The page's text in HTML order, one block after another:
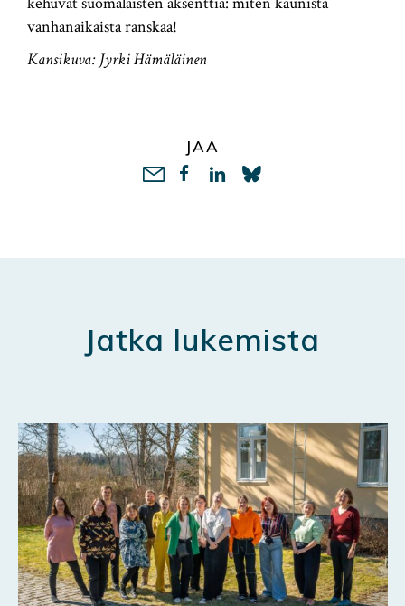
vanhanaikaista ranskaa!
Kansikuva: Jyrki Hämäläinen
JAA
LinkedIn
Jatka lukemista